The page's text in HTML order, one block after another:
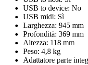
USB to device: No
USB midi: Sì
Larghezza: 945 mm
Profondità: 369 mm
Altezza: 118 mm
Peso: 4,8 kg
Adattatore parte